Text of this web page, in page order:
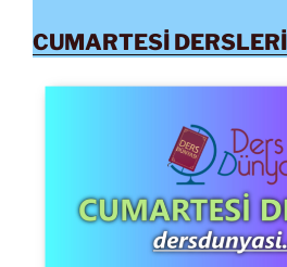
CUMARTESİ DERSLERİ